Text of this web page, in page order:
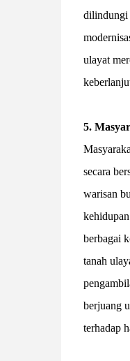
dilindungi
ulayat
5.
secara
warisan
berbagai
tanah
berjuang
terhadap